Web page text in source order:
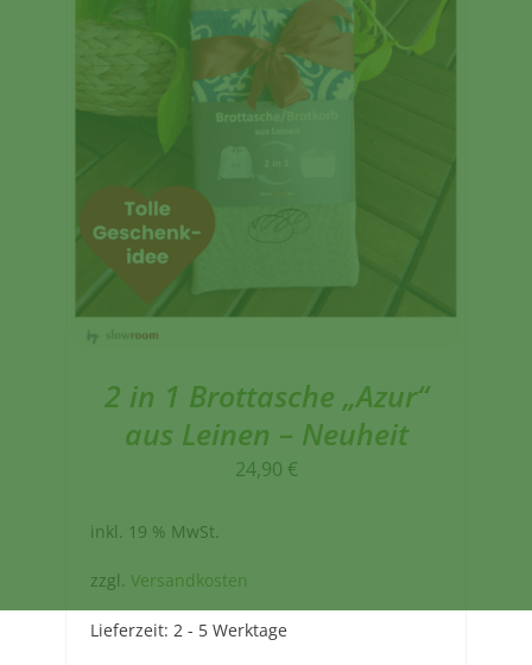
2 in 1 Brottasche „Azur“
aus Leinen – Neuheit
24,90 €
inkl. 19 % MwSt.
zzgl. Versandkosten
Lieferzeit: 2 - 5 Werktage